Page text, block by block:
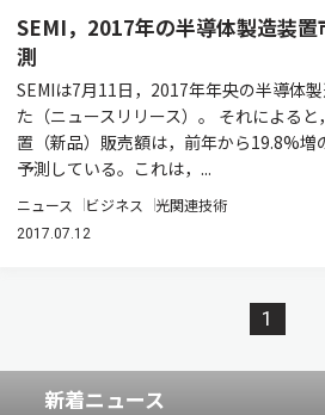
SEMI，2017年の半導体製造装
測
SEMIは7月11日，2017年年央の半導体
た（ニュースリリース）。 それによる
置（新品）販売額は，前年から19.8%増
予測している。これは，...
ニュース ビジネス 光関連技術
2017.07.12
1
新着ニュース